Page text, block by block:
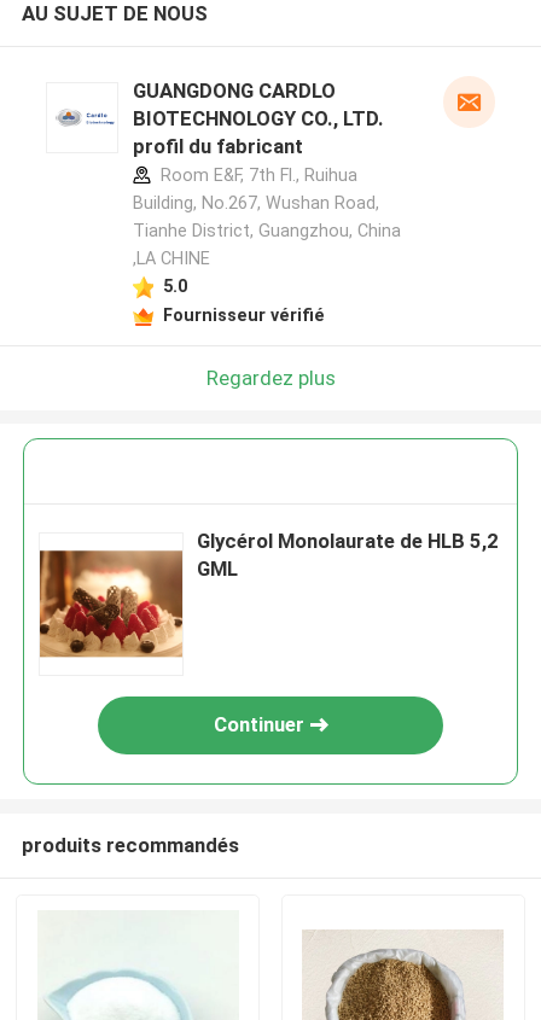
AU SUJET DE NOUS
GUANGDONG CARDLO
BIOTECHNOLOGY CO., LTD.
profil du fabricant
Room E&F, 7th Fl., Ruihua
Building, No.267, Wushan Road,
Tianhe District, Guangzhou, China
,LA CHINE
5.0
Fournisseur vérifié
Regardez plus
Glycérol Monolaurate de HLB 5,2
GML
Continuer
produits recommandés